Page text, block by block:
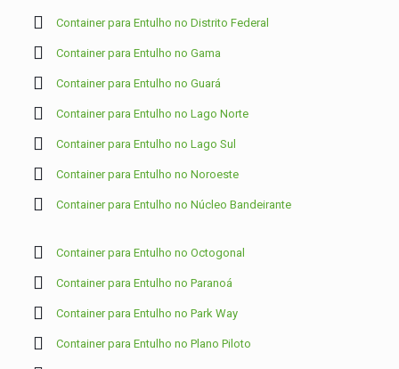
Container para Entulho no Distrito Federal
Container para Entulho no Gama
Container para Entulho no Guará
Container para Entulho no Lago Norte
Container para Entulho no Lago Sul
Container para Entulho no Noroeste
Container para Entulho no Núcleo Bandeirante
Container para Entulho no Octogonal
Container para Entulho no Paranoá
Container para Entulho no Park Way
Container para Entulho no Plano Piloto